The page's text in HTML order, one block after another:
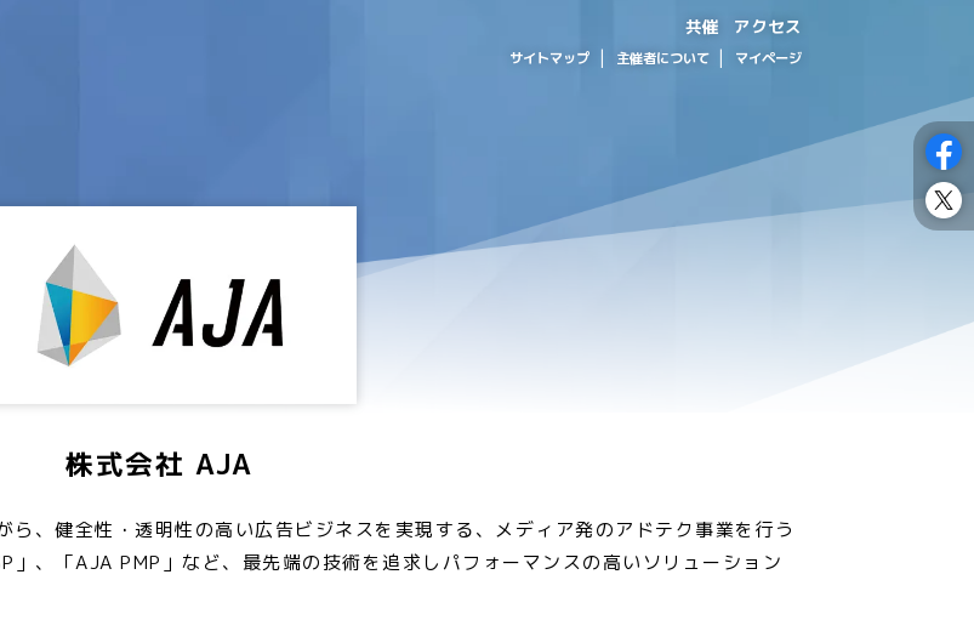
共催 アクセス
サイトマップ 主催者について マイページ
株式会社 AJA
、健全性・透明性の高い広告ビジネスを実現する、メディア発のアドテク事業を行う
、「AJA PMP」など、最先端の技術を追求しパフォーマンスの高いソリューション